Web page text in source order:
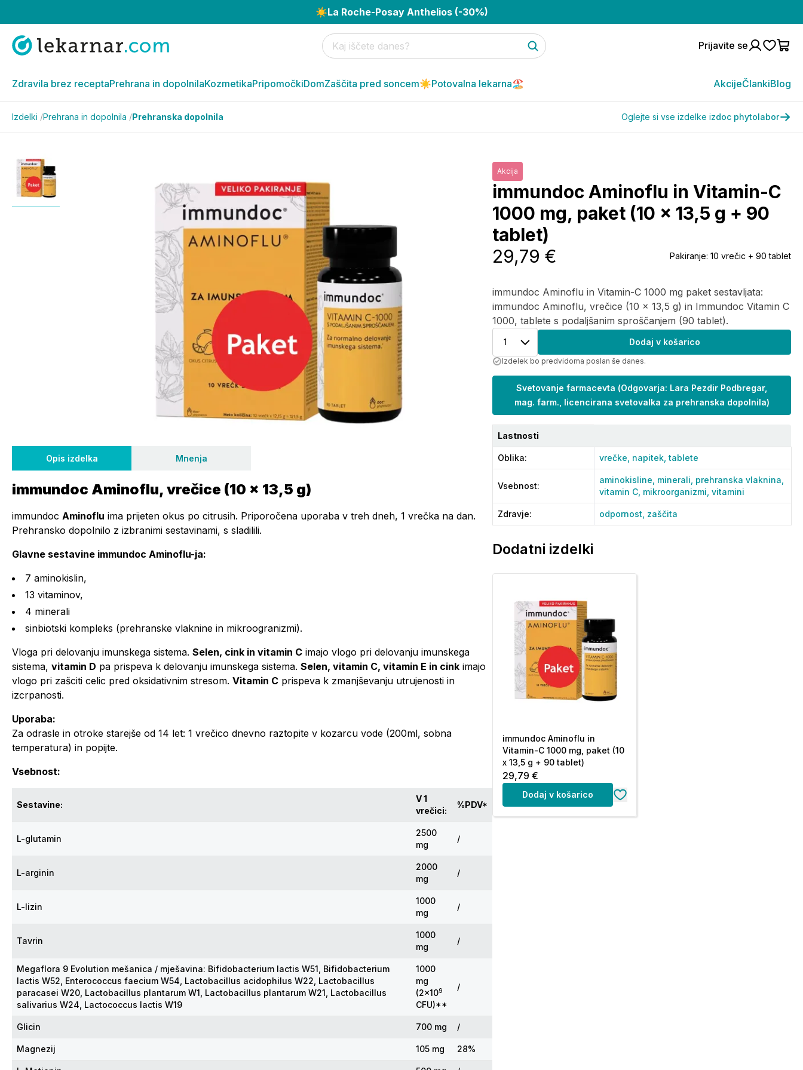
☀️La Roche-Posay Anthelios (-30%)
Prijavite se
Zdravila brez receptaPrehrana in dopolnilaKozmetikaPripomočkiDomZaščita pred soncem☀️Potovalna lekarna🏖️ AkcijeČlankiBlog
Izdelki /Prehrana in dopolnila /Prehranska dopolnila Oglejte si vse izdelke izdoc phytolabor
Opis izdelka Mnenja
immundoc Aminoflu, vrečice (10 x 13,5 g)
immundoc Aminoflu ima prijeten okus po citrusih. Priporočena uporaba v treh dneh, 1 vrečka na dan.
Prehransko dopolnilo z izbranimi sestavinami, s sladilili.
Glavne sestavine immundoc Aminoflu-ja:
7 aminokislin,
13 vitaminov,
4 minerali
sinbiotski kompleks (prehranske vlaknine in mikroogranizmi).
Vloga pri delovanju imunskega sistema. Selen, cink in vitamin C imajo vlogo pri delovanju imunskega
sistema, vitamin D pa prispeva k delovanju imunskega sistema. Selen, vitamin C, vitamin E in cink imajo
vlogo pri zašciti celic pred oksidativnim stresom. Vitamin C prispeva k zmanjševanju utrujenosti in
izcrpanosti.
Uporaba:
Za odrasle in otroke starejše od 14 let: 1 vrečico dnevno raztopite v kozarcu vode (200ml, sobna
temperatura) in popijte.
Vsebnost:
Sestavine:
V 1
vrečici:
%PDV*
L-glutamin
2500
mg
/
L-arginin
2000
mg
/
L-lizin
1000
mg
/
Tavrin
1000
mg
/
Megaflora 9 Evolution mešanica / mješavina: Bifidobacterium lactis W51, Bifidobacterium
lactis W52, Enterococcus faecium W54, Lactobacillus acidophilus W22, Lactobacillus
paracasei W20, Lactobacillus plantarum W1, Lactobacillus plantarum W21, Lactobacillus
salivarius W24, Lactococcus lactis W19
1000
mg
(2x109
CFU)**
/
Glicin 700 mg /
Magnezij 105 mg 28%
Akcija
immundoc Aminoflu in Vitamin-C
1000 mg, paket (10 x 13,5 g + 90
tablet)
immundoc Aminoflu in Vitamin-C 1000 mg paket sestavljata:
immundoc Aminoflu, vrečice (10 x 13,5 g) in Immundoc Vitamin C
1000, tablete s podaljšanim sproščanjem (90 tablet).
29,79 € Pakiranje: 10 vrečic + 90 tablet
1 Dodaj v košarico
Izdelek bo predvidoma poslan še danes.
Svetovanje farmacevta (Odgovarja: Lara Pezdir Podbregar,
mag. farm., licencirana svetovalka za prehranska dopolnila)
Lastnosti
Oblika: vrečke, napitek,tablete
Vsebnost:
aminokisline, minerali, prehranska vlaknina,
vitamin C, mikroorganizmi, vitamini
Zdravje: odpornost, zaščita
Dodatni izdelki
immundoc Aminoflu in
Vitamin-C 1000 mg, paket (10
x 13,5 g + 90 tablet)
29,79 €
Dodaj v košarico